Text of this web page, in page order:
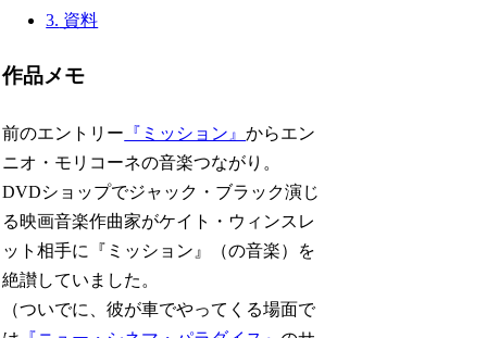
3. 資料
作品メモ
前のエントリー 『ミッション』からエン
ニオ・モリコーネの音楽つながり。
DVDショップでジャック・ブラック演じ
る映画音楽作曲家がケイト・ウィンスレ
ット相手に『ミッション』（の音楽）を
絶讃していました。
（ついでに、彼が車でやってくる場面で